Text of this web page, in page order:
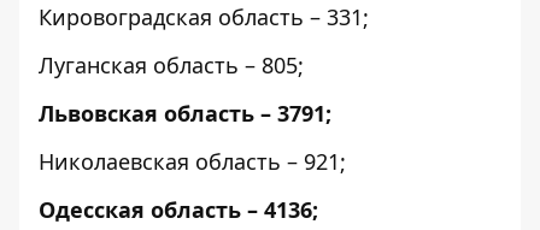
Кировоградская область – 331;
Луганская область – 805;
Львовская область – 3791;
Николаевская область – 921;
Одесская область – 4136;